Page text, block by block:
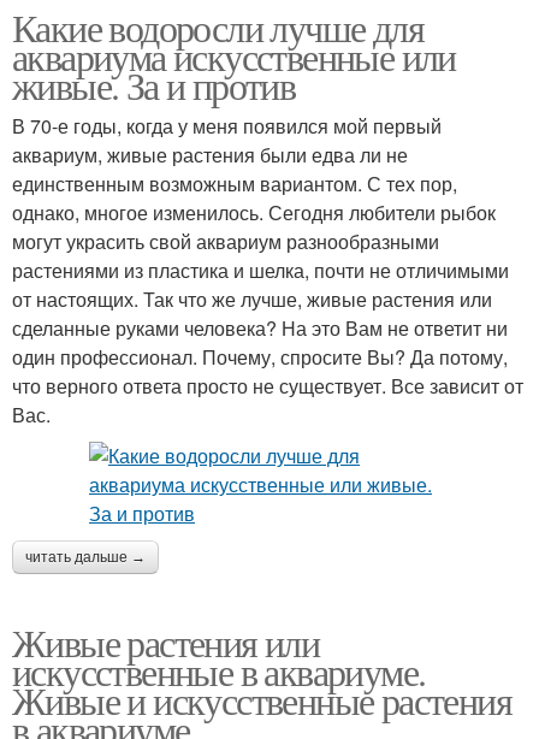
Какие водоросли лучше для
аквариума искусственные или
живые. За и против
В 70-е годы, когда у меня появился мой первый
аквариум, живые растения были едва ли не
единственным возможным вариантом. С тех пор,
однако, многое изменилось. Сегодня любители рыбок
могут украсить свой аквариум разнообразными
растениями из пластика и шелка, почти не отличимыми
от настоящих. Так что же лучше, живые растения или
сделанные руками человека? На это Вам не ответит ни
один профессионал. Почему, спросите Вы? Да потому,
что верного ответа просто не существует. Все зависит от
Вас.
читать дальше →
Живые растения или
искусственные в аквариуме.
Живые и искусственные растения